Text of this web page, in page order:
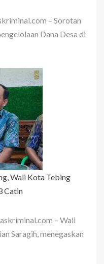
– Sorotan
Dana Desa di
Wali Kota Tebing
Catin
– Wali
Saragih, menegaskan